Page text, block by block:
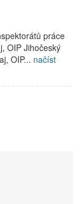
práce
OIP Jihočeský
OIP... načíst